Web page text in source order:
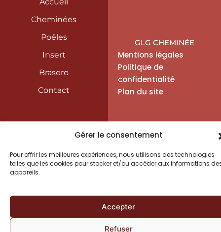
Gérer le consentement
Pour offrir les meilleures expériences, nous utilisons des technologies
telles que les cookies pour stocker et/ou accéder aux informations
appareils.
Accepter
Refuser
Cheminée Insert Saint-Hilaire-Petitville
Cheminée Insert Saint-Sauveur-le-Vicomte
Cheminée Insert Valognes
Cheminées
Poêles
Insert
Brasero
Contact
GLG CHEMINÉE
Mentions légales
Politique de
confidentialité
Plan du site